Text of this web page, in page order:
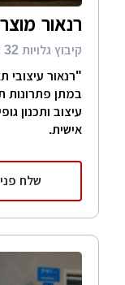
רנאור
קיבוץ גלויות 32 תל אביב 66550
במתן פתרונות
עיצוב ותכנון
אישית.
שלח